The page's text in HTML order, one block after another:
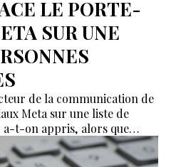
LE PORTE-
SUR UNE
de la communication de
Meta sur une liste de
a-t-on appris, alors que
restrictions sur les
de l'année